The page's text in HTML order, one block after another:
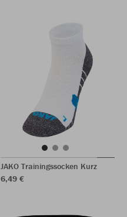
JAKO Trainingssocken Kurz
6,49 €